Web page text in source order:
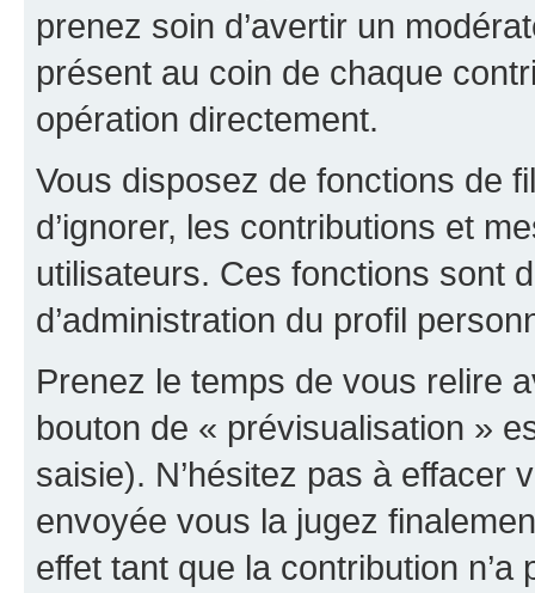
prenez soin d’avertir un
présent au coin de chaque
opération directement.
Vous disposez de fonctions de
d’ignorer, les contributions et
utilisateurs. Ces fonctions sont
d’administration du profil
Prenez le temps de vous relire
bouton de « prévisualisation »
saisie). N’hésitez pas à effacer
envoyée vous la jugez
effet tant que la contribution n’a